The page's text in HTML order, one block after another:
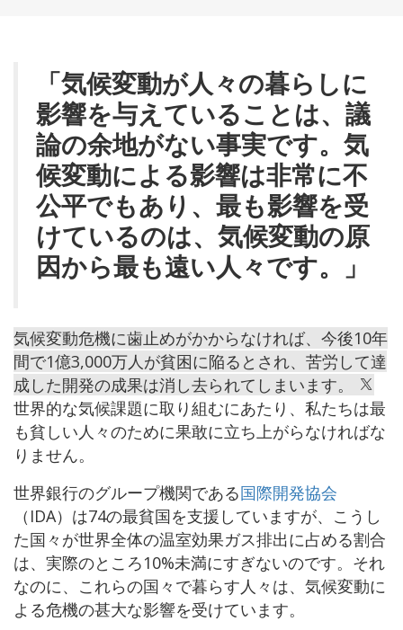
「気候変動が人々の暮らしに
影響を与えていることは、議
論の余地がない事実です。気
候変動による影響は非常に不
公平でもあり、最も影響を受
けているのは、気候変動の原
因から最も遠い人々です。」
気候変動危機に歯止めがかからなければ、今後10年
間で1億3,000万人が貧困に陥るとされ、苦労して達
成した開発の成果は消し去られてしまいます。
世界的な気候課題に取り組むにあたり、私たちは最
も貧しい人々のために果敢に立ち上がらなければな
りません。
世界銀行のグループ機関である国際開発協会
（IDA）は74の最貧国を支援していますが、こうし
た国々が世界全体の温室効果ガス排出に占める割合
は、実際のところ10%未満にすぎないのです。それ
なのに、これらの国々で暮らす人々は、気候変動に
よる危機の甚大な影響を受けています。